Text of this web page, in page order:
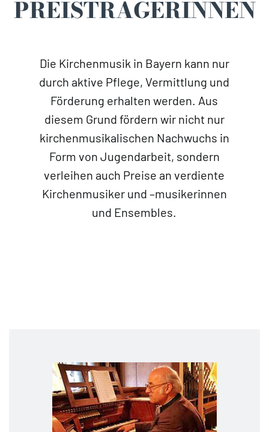
PREISTRÄGER­INNEN
Die Kirchenmusik in Bayern kann nur
durch aktive Pflege, Vermittlung und
Förderung erhalten werden. Aus
diesem Grund fördern wir nicht nur
kirchenmusikalischen Nachwuchs in
Form von Jugendarbeit, sondern
verleihen auch Preise an verdiente
Kirchenmusiker und –musikerinnen
und Ensembles.